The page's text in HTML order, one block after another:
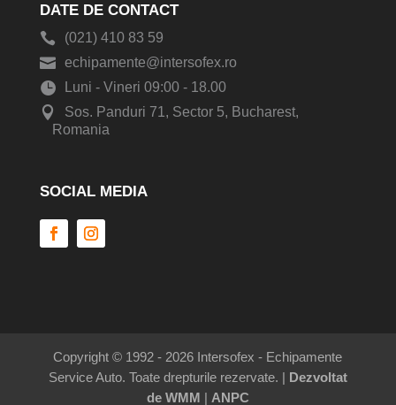
DATE DE CONTACT
(021) 410 83 59
echipamente@intersofex.ro
Luni - Vineri 09:00 - 18.00
Sos. Panduri 71, Sector 5, Bucharest,
Romania
SOCIAL MEDIA
Copyright © 1992 - 2026 Intersofex - Echipamente
Service Auto. Toate drepturile rezervate. | Dezvoltat
de WMM | ANPC